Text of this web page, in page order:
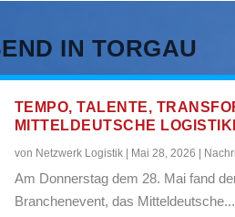
IN TORGAU
TEMPO, TALENTE,
MITTELDEUTSCHE
von Netzwerk Logistik| Mai 28, 2026
Am Donnerstag dem 28. Mai fand
Branchenevent, das Mitteldeutsche...